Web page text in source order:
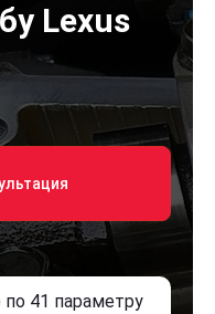
Lexus
41 параметру